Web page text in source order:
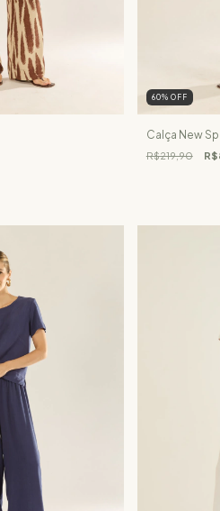
60% OFF
Calça New
R$219,90